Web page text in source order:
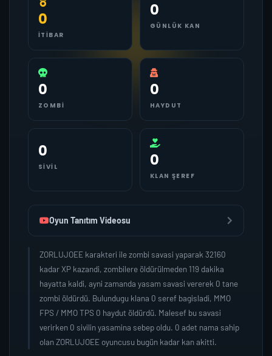
0
İTIBAR
0
GÜNLÜK KAN
0
ZOMBI
0
HAYDUT
0
SIVIL 0
KLAN ŞEREF
Oyun Tanıtım Videosu
ZORLUJOEE karakteri ile zombi savasi yaparak 32160
kadar XP kazandi, zombilere öldürülmeden 119 dakika
hayatta kaldi, ayni zamanda yasam savasi vererek 0 tane
zombi öldürdü. Bulundugu klana 0 seref bagisladi, MMO
FPS / MMO TPS 0 haydut öldürdü. Malesef bu savasi
verirken 0 sivilin yasamina sebep oldu. 0 adet nama sahip
olan ZORLUJOEE oyuncusu bugün kadar kan akitti.